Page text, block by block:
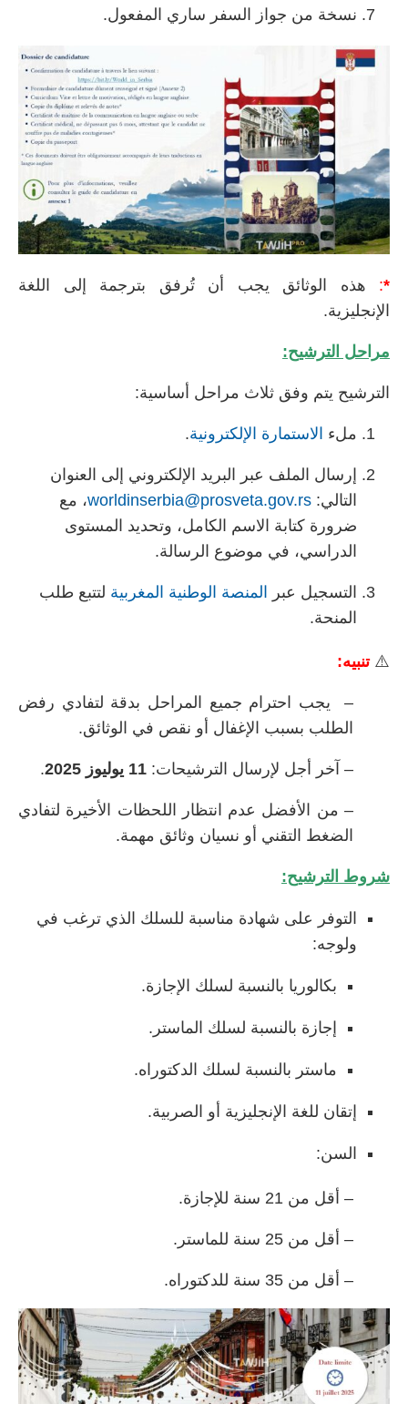
نسخة من جواز السفر ساري المفعول.
*
: هذه الوثائق يجب أن تُرفق بترجمة إلى اللغة
الإنجليزية.
مراحل الترشيح:
الترشيح يتم وفق ثلاث مراحل أساسية:
ملء الاستمارة الإلكترونية.
إرسال الملف عبر البريد الإلكتروني إلى العنوان
التالي: worldinserbia@prosveta.gov.rs، مع
ضرورة كتابة الاسم الكامل، وتحديد المستوى
الدراسي، في موضوع الرسالة.
التسجيل عبر المنصة الوطنية المغربية لتتبع طلب
المنحة.
⚠️ تنبيه:
– يجب احترام جميع المراحل بدقة لتفادي رفض
الطلب بسبب الإغفال أو نقص في الوثائق.
– آخر أجل لإرسال الترشيحات: .
– من الأفضل عدم انتظار اللحظات الأخيرة لتفادي
الضغط التقني أو نسيان وثائق مهمة.
شروط الترشيح:
التوفر على شهادة مناسبة للسلك الذي ترغب في
ولوجه:
بكالوريا بالنسبة لسلك الإجازة.
إجازة بالنسبة لسلك الماستر.
ماستر بالنسبة لسلك الدكتوراه.
إتقان للغة الإنجليزية أو الصربية.
السن:
– أقل من 21 سنة للإجازة.
– أقل من 25 سنة للماستر.
– أقل من 35 سنة للدكتوراه.